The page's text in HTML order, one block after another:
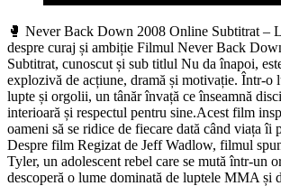
🥊 Never Back Down 2008 Online Subtitrat –
despre curaj și ambiție Filmul Never Back
Subtitrat, cunoscut și sub titlul Nu da înapoi,
explozivă de acțiune, dramă și motivație. Într-o
lupte și orgolii, un tânăr învață ce înseamnă
interioară și respectul pentru sine.Acest film
oameni să se ridice de fiecare dată când viața îi
Despre film Regizat de Jeff Wadlow, filmul
Tyler, un adolescent rebel care se mută într-un
descoperă o lume dominată de luptele MMA și